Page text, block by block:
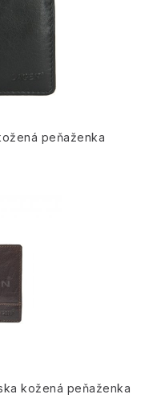
peňaženka
kožená peňaženka